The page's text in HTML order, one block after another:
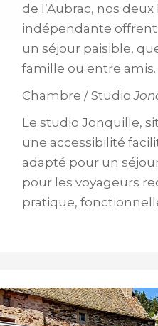
de l’Aubrac, nos
indépendante
un séjour paisible,
famille ou entre amis.
Chambre / Studio
Le studio Jonquille,
une accessibilité
adapté pour un
pour les voyageurs
pratique,